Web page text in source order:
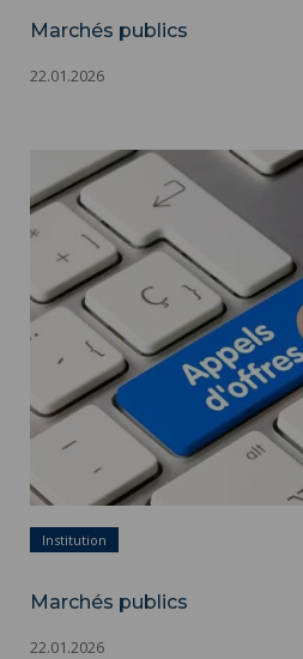
Marchés publics
22.01.2026
Marchés publics ">
Marchés publics - Appels d'offres -
Institution
Marchés publics
22.01.2026